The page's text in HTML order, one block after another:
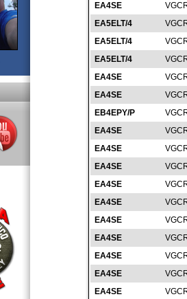
EA4SE
EA5ELT/4
EA5ELT/4
EA5ELT/4
EA4SE
EA4SE
EB4EPY/P
EA4SE
EA4SE
EA4SE
EA4SE
EA4SE
EA4SE
EA4SE
EA4SE
EA4SE
EA4SE